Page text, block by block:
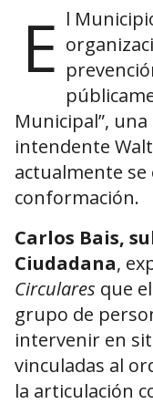
E l
Municipal”,
intendente
actualmente
conformación.
Carlos Bais,
Ciudadana,
Circulares que
grupo de
intervenir en
vinculadas al
la articulación